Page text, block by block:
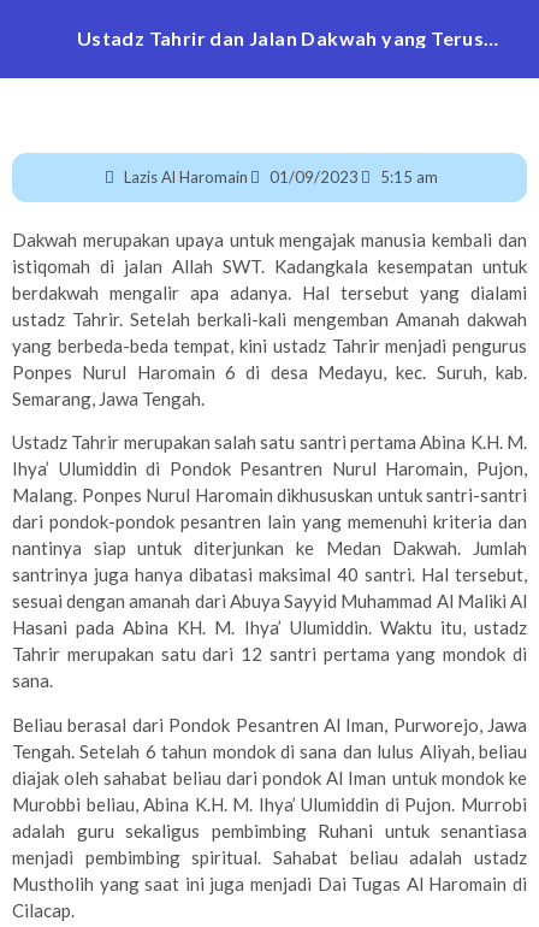
Ustadz Tahrir dan Jalan Dakwah yang Terus
Lazis Al Haromain 01/09/2023 5:15 am
Dakwah merupakan upaya untuk mengajak manusia kembali dan
istiqomah di jalan Allah SWT. Kadangkala kesempatan untuk
berdakwah mengalir apa adanya. Hal tersebut yang dialami
ustadz Tahrir. Setelah berkali-kali mengemban Amanah dakwah
yang berbeda-beda tempat, kini ustadz Tahrir menjadi pengurus
Ponpes Nurul Haromain 6 di desa Medayu, kec. Suruh, kab.
Semarang, Jawa Tengah.
Ustadz Tahrir merupakan salah satu santri pertama Abina K.H. M.
Ihya’ Ulumiddin di Pondok Pesantren Nurul Haromain, Pujon,
Malang. Ponpes Nurul Haromain dikhususkan untuk santri-santri
dari pondok-pondok pesantren lain yang memenuhi kriteria dan
nantinya siap untuk diterjunkan ke Medan Dakwah. Jumlah
santrinya juga hanya dibatasi maksimal 40 santri. Hal tersebut,
sesuai dengan amanah dari Abuya Sayyid Muhammad Al Maliki Al
Hasani pada Abina KH. M. Ihya’ Ulumiddin. Waktu itu, ustadz
Tahrir merupakan satu dari 12 santri pertama yang mondok di
sana.
Beliau berasal dari Pondok Pesantren Al Iman, Purworejo, Jawa
Tengah. Setelah 6 tahun mondok di sana dan lulus Aliyah, beliau
diajak oleh sahabat beliau dari pondok Al Iman untuk mondok ke
Murobbi beliau, Abina K.H. M. Ihya’ Ulumiddin di Pujon. Murrobi
adalah guru sekaligus pembimbing Ruhani untuk senantiasa
menjadi pembimbing spiritual. Sahabat beliau adalah ustadz
Mustholih yang saat ini juga menjadi Dai Tugas Al Haromain di
Cilacap.